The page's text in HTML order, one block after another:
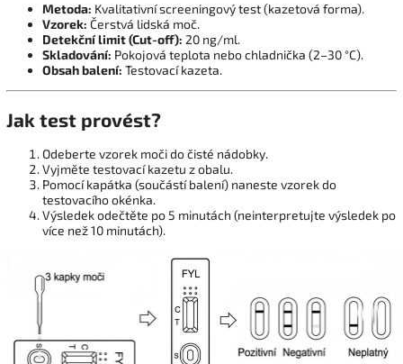
Metoda: Kvalitativní screeningový test (kazetová forma).
Vzorek: Čerstvá lidská moč.
Detekční limit (Cut-off): 20 ng/ml.
Skladování: Pokojová teplota nebo chladnička (2–30 °C).
Obsah balení: Testovací kazeta.
Jak test provést?
Odeberte vzorek moči do čisté nádobky.
Vyjměte testovací kazetu z obalu.
Pomocí kapátka (součástí balení) naneste vzorek do
testovacího okénka.
Výsledek odečtěte po 5 minutách (neinterpretujte výsledek po
více než 10 minutách).